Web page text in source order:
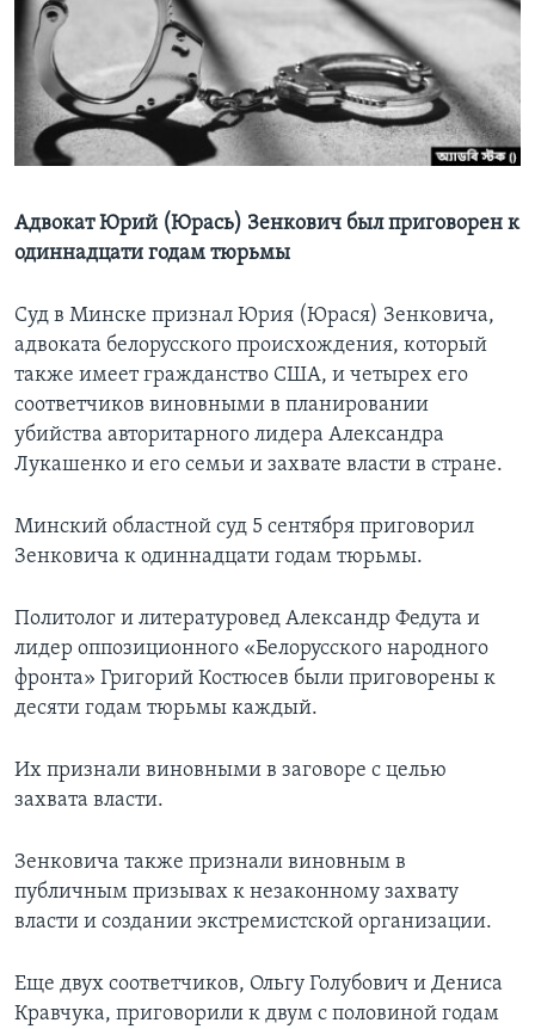
Learning English
СОЦИАЛЬНЫЕ СЕТИ
Языки
Адвокат Юрий (Юрась) Зенкович был приговорен к
одиннадцати годам тюрьмы
Суд в Минске признал Юрия (Юрася) Зенковича,
адвоката белорусского происхождения, который
также имеет гражданство США, и четырех его
соответчиков виновными в планировании
убийства авторитарного лидера Александра
Лукашенко и его семьи и захвате власти в стране.
Минский областной суд 5 сентября приговорил
Зенковича к одиннадцати годам тюрьмы.
Политолог и литературовед Александр Федута и
лидер оппозиционного «Белорусского народного
фронта» Григорий Костюсев были приговорены к
десяти годам тюрьмы каждый.
Их признали виновными в заговоре с целью
захвата власти.
Зенковича также признали виновным в
публичным призывах к незаконному захвату
власти и создании экстремистской организации.
Еще двух соответчиков, Ольгу Голубович и Дениса
Кравчука, приговорили к двум с половиной годам